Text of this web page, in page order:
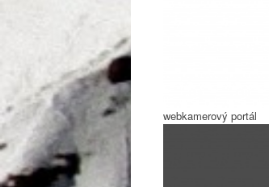
webkamerový portál